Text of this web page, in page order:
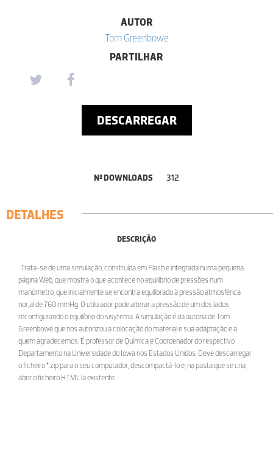
AUTOR
Tom Greenbowe
PARTILHAR
DESCARREGAR
Nº DOWNLOADS 312
DETALHES
DESCRIÇÃO
Trata-se de uma simulação, construída em Flash e integrada numa pequena
página Web, que mostra o que acontece no equilíbrio de pressões num
manómetro, que inicialmente se encontra equilibrado à pressão atmosférica
nor,al de 760 mmHg. O utilizador pode alterar a pressão de um dos lados
reconfigurando o equilíbrio do sisytema. A simulação é da autoria de Tom
Greenbowe que nos autorizou a colocação do material e sua adaptação e a
quem agradecemos. É professor de Química e Coordenador do respectivo
Departamento na Universidade do Iowa nos Estados Unidos. Deve descarregar
o ficheiro *.zip para o seu computador, descompactá-lo e, na pasta que se cria,
abrir o ficheiro HTML lá existente.